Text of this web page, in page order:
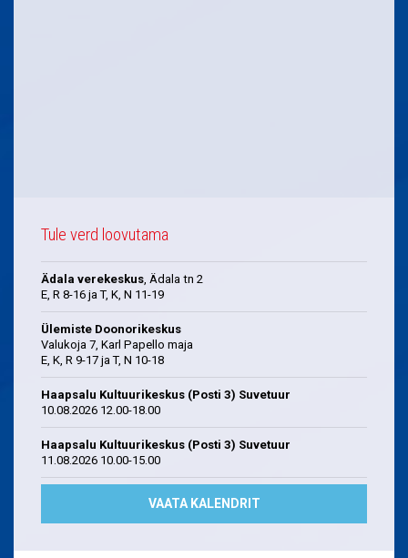
Tule verd loovutama
Ädala verekeskus, Ädala tn 2
E, R 8-16 ja T, K, N 11-19
Ülemiste Doonorikeskus
Valukoja 7, Karl Papello maja
E, K, R 9-17 ja T, N 10-18
Haapsalu Kultuurikeskus (Posti 3) Suvetuur
10.08.2026 12.00-18.00
Haapsalu Kultuurikeskus (Posti 3) Suvetuur
11.08.2026 10.00-15.00
VAATA KALENDRIT